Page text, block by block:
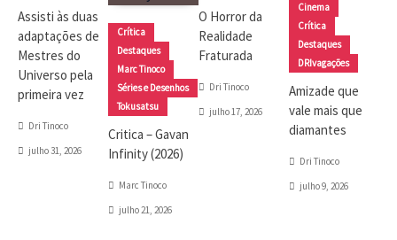
Assisti às duas
adaptações de
Mestres do
Universo pela
primeira vez
Dri Tinoco
julho 31, 2026
Crítica
Destaques
Marc Tinoco
Séries e Desenhos
Tokusatsu
Critica – Gavan
Infinity (2026)
Marc Tinoco
julho 21, 2026
O Horror da
Realidade
Fraturada
Dri Tinoco
julho 17, 2026
Cinema
Crítica
Destaques
DRIvagações
Amizade que
vale mais que
diamantes
Dri Tinoco
julho 9, 2026